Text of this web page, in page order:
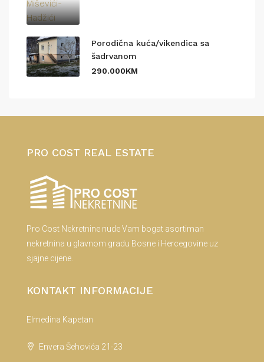
Porodična kuća/vikendica sa
šadrvanom
290.000KM
PRO COST REAL ESTATE
Pro Cost Nekretnine nude Vam bogat asortiman
nekretnina u glavnom gradu Bosne i Hercegovine uz
sjajne cijene.
KONTAKT INFORMACIJE
Elmedina Kapetan
Envera Šehovića 21-23